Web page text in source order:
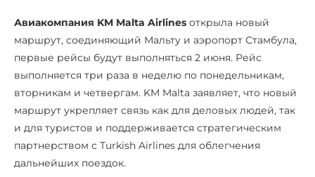
Авиакомпания KM Malta Airlines открыла новый
маршрут, соединяющий Мальту и аэропорт Стамбула,
первые рейсы будут выполняться 2 июня. Рейс
выполняется три раза в неделю по понедельникам,
вторникам и четвергам. KM Malta заявляет, что новый
маршрут укрепляет связь как для деловых людей, так
и для туристов и поддерживается стратегическим
партнерством с Turkish Airlines для облегчения
дальнейших поездок.